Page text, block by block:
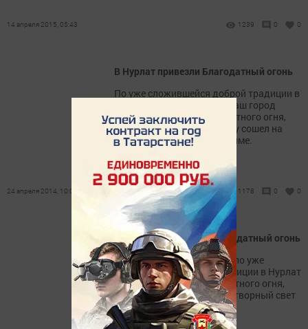
14 апреля 2015, 05:43 1239 0 0
В Нурлат привезли Благодатный огонь
По уже сложившейся доброй традиции в
дни светлой седьмицы в наш город
привозят частицу Благодатного огня,
который в великую субботу сошел на
гроб Господень в Иерусалиме.
24 апреля 2014, 10:01 1178 0 0
В Нурлат прибывает благодатный огонь
В этот четверг, 24 апреля, по уже
сложившейся доброй традиции в Нурлат
привезут частицу Благодатного огня,
символизирующий нерукотворный свет
Воскресения Христова.